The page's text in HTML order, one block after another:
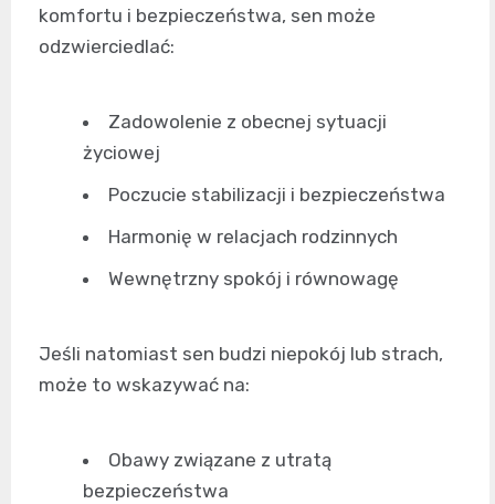
komfortu i bezpieczeństwa, sen może
odzwierciedlać:
Zadowolenie z obecnej sytuacji
życiowej
Poczucie stabilizacji i bezpieczeństwa
Harmonię w relacjach rodzinnych
Wewnętrzny spokój i równowagę
Jeśli natomiast sen budzi niepokój lub strach,
może to wskazywać na:
Obawy związane z utratą
bezpieczeństwa